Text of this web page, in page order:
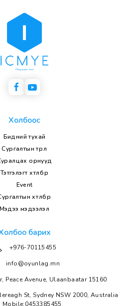
Холбоос
Бидний тухай
Сургалтын төрөл
орнууд
Тэтгэлэгт хөтөлбөр
Event
хөтөлбөр
Мэдээ мэдээлэл
барих
+976-70115455
info@oyunlag.mn
Peace Avenue, Ulaanbaatar 15160
St, Sydney NSW 2000, Australia
Mobile:0453385455